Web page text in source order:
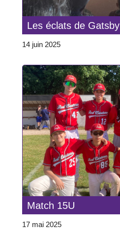
Les éclats de Gatsby
14 juin 2025
Match 15U
17 mai 2025